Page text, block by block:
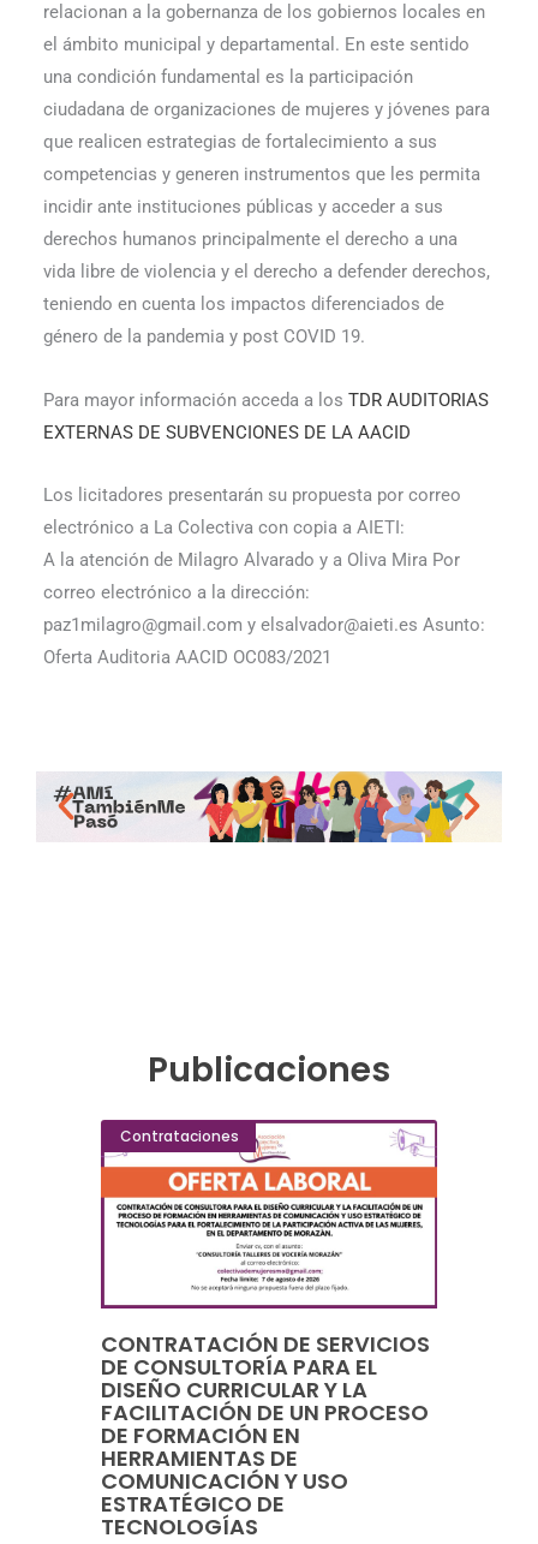
relacionan a la gobernanza de los gobiernos locales en
el ámbito municipal y departamental. En este sentido
una condición fundamental es la participación
ciudadana de organizaciones de mujeres y jóvenes para
que realicen estrategias de fortalecimiento a sus
competencias y generen instrumentos que les permita
incidir ante instituciones públicas y acceder a sus
derechos humanos principalmente el derecho a una
vida libre de violencia y el derecho a defender derechos,
teniendo en cuenta los impactos diferenciados de
género de la pandemia y post COVID 19.
Para mayor información acceda a losTDR AUDITORIAS
EXTERNAS DE SUBVENCIONES DE LA AACID
Los licitadores presentarán su propuesta por correo
electrónico a La Colectiva con copia a AIETI:
A la atención de Milagro Alvarado y a Oliva Mira Por
correo electrónico a la dirección:
paz1milagro@gmail.com y elsalvador@aieti.es Asunto:
Oferta Auditoria AACID OC083/2021
Publicaciones
Contrataciones
CONTRATACIÓN DE SERVICIOS
DE CONSULTORÍA PARA EL
DISEÑO CURRICULAR Y LA
FACILITACIÓN DE UN PROCESO
DE FORMACIÓN EN
HERRAMIENTAS DE
COMUNICACIÓN Y USO
ESTRATÉGICO DE
TECNOLOGÍAS